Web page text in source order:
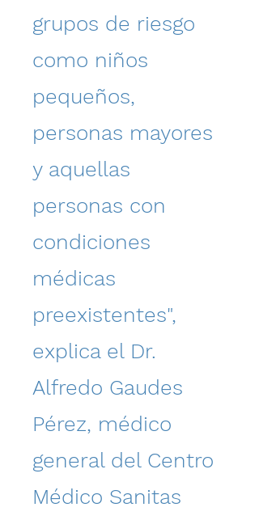
grupos de riesgo
como niños
pequeños,
personas mayores
y aquellas
personas con
condiciones
médicas
preexistentes",
explica el Dr.
Alfredo Gaudes
Pérez, médico
general del Centro
Médico Sanitas